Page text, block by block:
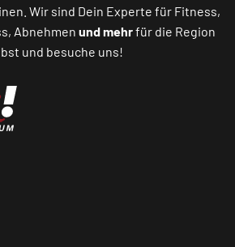
Wir sind Dein Experte für Fitness,
Abnehmen und mehrfür die Region
und besuche uns!